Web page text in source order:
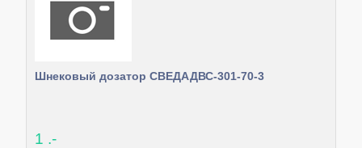
Шнековый дозатор СВЕДАДВС-301-70-3
1 .-